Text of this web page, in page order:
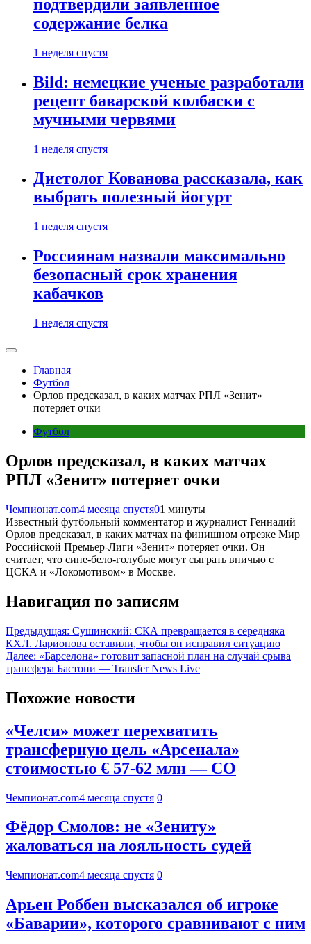
подтвердили заявленное
содержание белка
1 неделя спустя
Bild: немецкие ученые разработали
рецепт баварской колбаски с
мучными червями
1 неделя спустя
Диетолог Кованова рассказала, как
выбрать полезный йогурт
1 неделя спустя
Россиянам назвали максимально
безопасный срок хранения
кабачков
1 неделя спустя
Главная
Футбол
Орлов предсказал, в каких матчах РПЛ «Зенит»
потеряет очки
Футбол
Орлов предсказал, в каких матчах
РПЛ «Зенит» потеряет очки
Чемпионат.com4 месяца спустя01 минуты
Известный футбольный комментатор и журналист Геннадий
Орлов предсказал, в каких матчах на финишном отрезке Мир
Российской Премьер-Лиги «Зенит» потеряет очки. Он
считает, что сине-бело-голубые могут сыграть вничью с
ЦСКА и «Локомотивом» в Москве.
Навигация по записям
Предыдущая: Сушинский: СКА превращается в середняка
КХЛ. Ларионова оставили, чтобы он исправил ситуацию
Далее: «Барселона» готовит запасной план на случай срыва
трансфера Бастони — Transfer News Live
Похожие новости
«Челси» может перехватить
трансферную цель «Арсенала»
стоимостью € 57-62 млн — CO
Чемпионат.com4 месяца спустя 0
Фёдор Смолов: не «Зениту»
жаловаться на лояльность судей
Чемпионат.com4 месяца спустя 0
Арьен Роббен высказался об игроке
«Баварии», которого сравнивают с ним